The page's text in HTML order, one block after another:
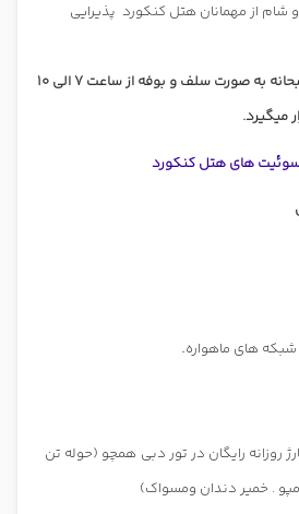
شام از مهمانان هتل کنکورد پذیرایی
به صورت سلف و بوفه از ساعت 7 الی 10
میگیرد.
سوئیت های هتل کنکورد
شبکه های ماهواره.
روزانه رایگان در تور دبی همچو (حوله تن
. خمیر دندان ومسواک)